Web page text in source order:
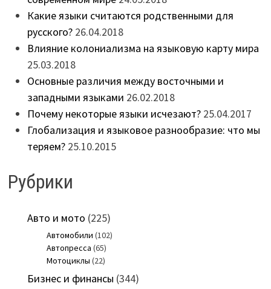
Какие языки считаются родственными для
русского? 26.04.2018
Влияние колониализма на языковую карту мира
25.03.2018
Основные различия между восточными и
западными языками 26.02.2018
Почему некоторые языки исчезают? 25.04.2017
Глобализация и языковое разнообразие: что мы
теряем? 25.10.2015
Рубрики
Авто и мото (225)
Автомобили (102)
Автопресса (65)
Мотоциклы (22)
Бизнес и финансы (344)